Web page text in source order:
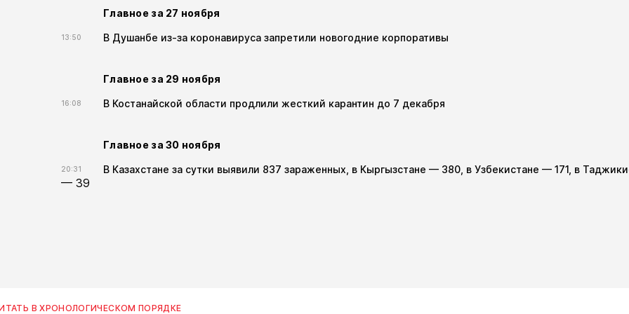
Главное за 27 ноября
13:50 В Душанбе из-за коронавируса запретили новогодние корпоративы
Главное за 29 ноября
16:08 В Костанайской области продлили жесткий карантин до 7 декабря
Главное за 30 ноября
20:31 В Казахстане за сутки выявили 837 зараженных, в Кыргызстане — 380, в Узбекистане — 171, в
— 39
В ХРОНОЛОГИЧЕСКОМ ПОРЯДКЕ